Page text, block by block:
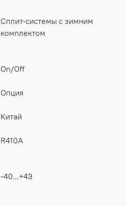
Сплит-системы с зимним
комплектом
On/Off
Опция
Китай
R410A
-40...+43